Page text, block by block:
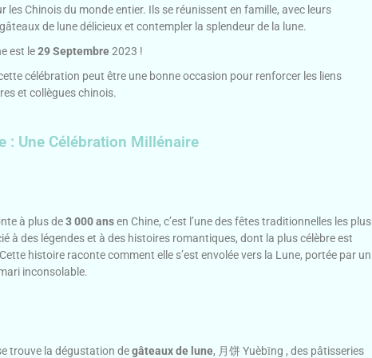
Chinois du monde entier. Ils se réunissent en famille, avec leurs
de lune délicieux et contempler la splendeur de la lune.
est le29 Septembre2023 !
célébration peut être une bonne occasion pour renforcer les liens
et collègues chinois.
: Une Célébration Millénaire
à plus de3 000 ansen Chine, c’est l’une des fêtes traditionnelles les plus
à des légendes et à des histoires romantiques, dont la plus célèbre est
histoire raconte comment elle s’est envolée vers la Lune, portée par un
inconsolable.
trouve la dégustation degâteaux de lune, 月饼 Yuèbǐng , des pâtisseries